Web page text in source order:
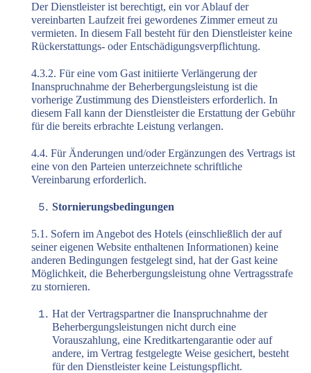
Der Dienstleister ist berechtigt, ein vor Ablauf der
vereinbarten Laufzeit frei gewordenes Zimmer erneut zu
vermieten. In diesem Fall besteht für den Dienstleister keine
Rückerstattungs- oder Entschädigungsverpflichtung.
4.3.2. Für eine vom Gast initiierte Verlängerung der
Inanspruchnahme der Beherbergungsleistung ist die
vorherige Zustimmung des Dienstleisters erforderlich. In
diesem Fall kann der Dienstleister die Erstattung der Gebühr
für die bereits erbrachte Leistung verlangen.
4.4. Für Änderungen und/oder Ergänzungen des Vertrags ist
eine von den Parteien unterzeichnete schriftliche
Vereinbarung erforderlich.
Stornierungsbedingungen
5.1. Sofern im Angebot des Hotels (einschließlich der auf
seiner eigenen Website enthaltenen Informationen) keine
anderen Bedingungen festgelegt sind, hat der Gast keine
Möglichkeit, die Beherbergungsleistung ohne Vertragsstrafe
zu stornieren.
Hat der Vertragspartner die Inanspruchnahme der
Beherbergungsleistungen nicht durch eine
Vorauszahlung, eine Kreditkartengarantie oder auf
andere, im Vertrag festgelegte Weise gesichert, besteht
für den Dienstleister keine Leistungspflicht.